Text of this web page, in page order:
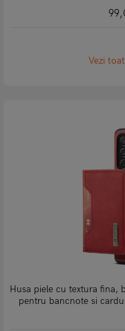
Vezi
Husa piele cu textura fina,
pentru bancnote si